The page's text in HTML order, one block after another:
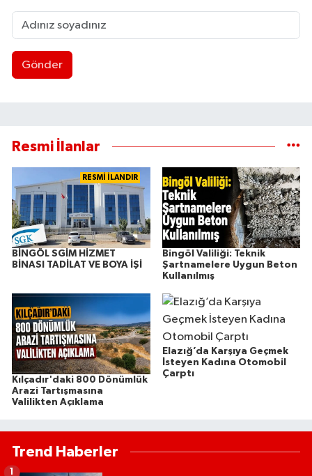
Gönder
Resmi İlanlar
RESMİ İLANDIR
BİNGÖL SGİM HİZMET
BİNASI TADİLAT VE BOYA İŞİ
Bingöl Valiliği: Teknik
Şartnamelere Uygun Beton
Kullanılmış
Kılçadır'daki 800 Dönümlük
Arazi Tartışmasına
Valilikten Açıklama
Elazığ’da Karşıya Geçmek
İsteyen Kadına Otomobil
Çarptı
Trend Haberler